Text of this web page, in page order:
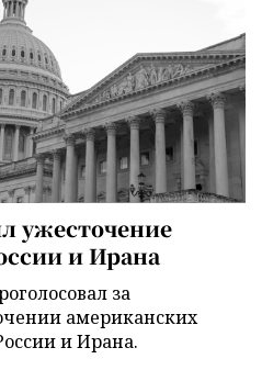
ужесточение
и Ирана
за
американских
и Ирана.